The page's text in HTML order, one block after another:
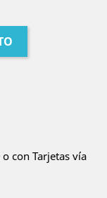
con Tarjetas vía